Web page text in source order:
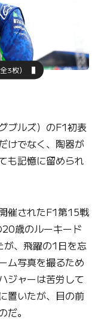
3枚）
ブルズ）のF1初表
けでなく、陶器が
も記憶に留められ
催されたF1第15戦
歳のルーキード
が、飛躍の1日を忘
ム写真を撮るため
ジャーは苦労して
置いたが、目の前
。